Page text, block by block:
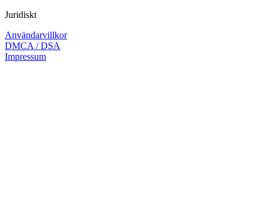
Juridiskt
Användarvillkor
DMCA / DSA
Impressum